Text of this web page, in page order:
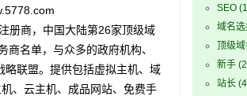
商，中国大陆第26家顶级域
名单，与众多的政府机构、
联盟。提供包括虚拟主机、域
、云主机、成品网站、免费手
SEO
域名
顶级
新手
站长